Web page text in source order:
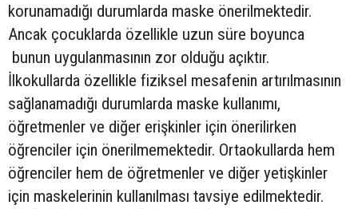
korunamadığı durumlarda maske önerilmektedir.
Ancak çocuklarda özellikle uzun süre boyunca
bunun uygulanmasının zor olduğu açıktır.
İlkokullarda özellikle fiziksel mesafenin artırılmasının
sağlanamadığı durumlarda maske kullanımı,
öğretmenler ve diğer erişkinler için önerilirken
öğrenciler için önerilmemektedir. Ortaokullarda hem
öğrenciler hem de öğretmenler ve diğer yetişkinler
için maskelerinin kullanılması tavsiye edilmektedir.